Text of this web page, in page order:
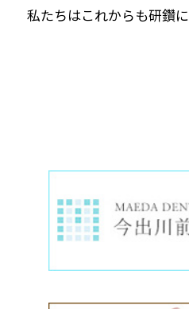
私たちはこれからも研鑽に